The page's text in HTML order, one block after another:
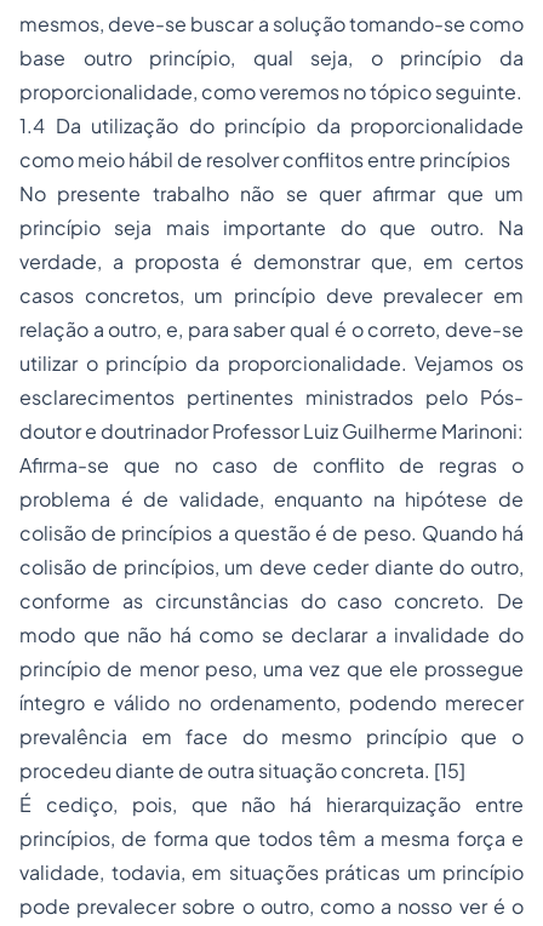
mesmos, deve-se buscar a solução tomando-se como
base outro princípio, qual seja, o princípio da
proporcionalidade, como veremos no tópico seguinte.
1.4 Da utilização do princípio da proporcionalidade
como meio hábil de resolver conflitos entre princípios
No presente trabalho não se quer afirmar que um
princípio seja mais importante do que outro. Na
verdade, a proposta é demonstrar que, em certos
casos concretos, um princípio deve prevalecer em
relação a outro, e, para saber qual é o correto, deve-se
utilizar o princípio da proporcionalidade. Vejamos os
esclarecimentos pertinentes ministrados pelo Pós-
doutor e doutrinador Professor Luiz Guilherme Marinoni:
Afirma-se que no caso de conflito de regras o
problema é de validade, enquanto na hipótese de
colisão de princípios a questão é de peso. Quando há
colisão de princípios, um deve ceder diante do outro,
conforme as circunstâncias do caso concreto. De
modo que não há como se declarar a invalidade do
princípio de menor peso, uma vez que ele prossegue
íntegro e válido no ordenamento, podendo merecer
prevalência em face do mesmo princípio que o
procedeu diante de outra situação concreta. [15]
É cediço, pois, que não há hierarquização entre
princípios, de forma que todos têm a mesma força e
validade, todavia, em situações práticas um princípio
pode prevalecer sobre o outro, como a nosso ver é o